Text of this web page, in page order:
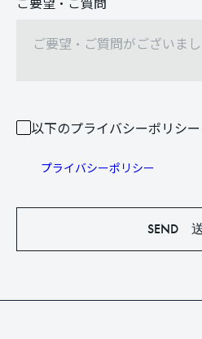
以下のプライバシーポリシー
プライバシーポリシー
SEND